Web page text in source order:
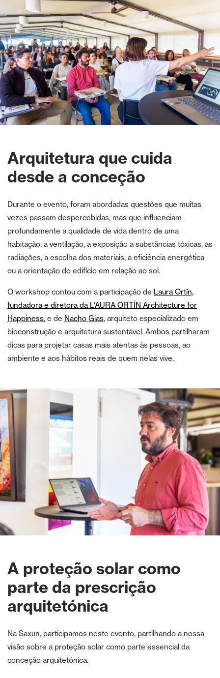
Arquitetura que cuida
desde a conceção
Durante o evento, foram abordadas questões que muitas
vezes passam despercebidas, mas que influenciam
profundamente a qualidade de vida dentro de uma
habitação: a ventilação, a exposição a substâncias tóxicas, as
radiações, a escolha dos materiais, a eficiência energética
ou a orientação do edifício em relação ao sol.
O workshop contou com a participação de Laura Ortín,
fundadora e diretora da L’AURA ORTÍN Architecture for
Happiness, e de Nacho Gias, arquiteto especializado em
bioconstrução e arquitetura sustentável. Ambos partilharam
dicas para projetar casas mais atentas às pessoas, ao
ambiente e aos hábitos reais de quem nelas vive.
A proteção solar como
parte da prescrição
arquitetónica
Na Saxun, participamos neste evento, partilhando a nossa
visão sobre a proteção solar como parte essencial da
conceção arquitetónica.